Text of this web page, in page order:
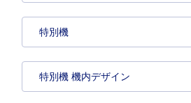
特別機
特別機 機内デザイン